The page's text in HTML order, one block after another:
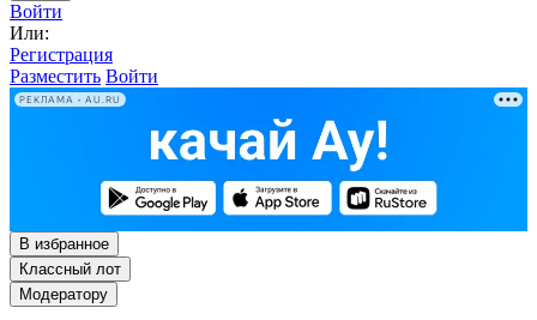
Войти
Или:
Регистрация
Разместить Войти
РЕКЛАМА • AU.RU
В избранное
Классный лот
Модератору